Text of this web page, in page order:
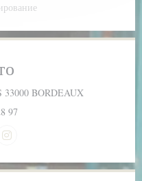
33000 BORDEAUX
97
((открывается в новом
Instagram ((открывается в